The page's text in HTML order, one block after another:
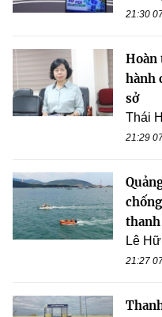
21:30
Hoàn
hành
sở
Thái
21:29
Lê
21:27